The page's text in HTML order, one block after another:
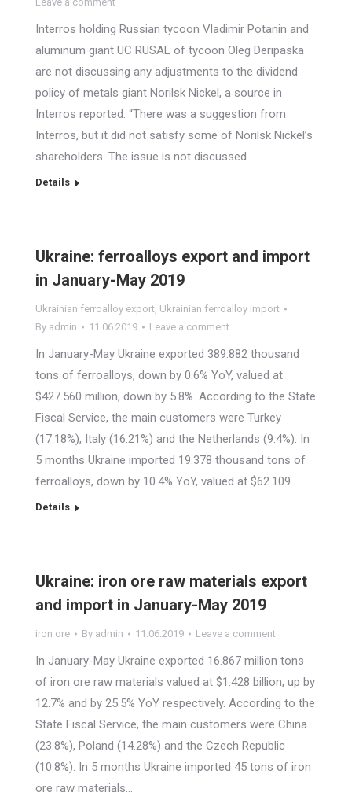
Interros holding Russian tycoon Vladimir Potanin and
aluminum giant UC RUSAL of tycoon Oleg Deripaska
are not discussing any adjustments to the dividend
policy of metals giant Norilsk Nickel, a source in
Interros reported. “There was a suggestion from
Interros, but it did not satisfy some of Norilsk Nickel’s
shareholders. The issue is not discussed…
Details
Ukraine: ferroalloys export and import
in January-May 2019
Ukrainian ferroalloy export, Ukrainian ferroalloy import
By admin 11.06.2019 Leave a comment
In January-May Ukraine exported 389.882 thousand
tons of ferroalloys, down by 0.6% YoY, valued at
$427.560 million, down by 5.8%. According to the State
Fiscal Service, the main customers were Turkey
(17.18%), Italy (16.21%) and the Netherlands (9.4%). In
5 months Ukraine imported 19.378 thousand tons of
ferroalloys, down by 10.4% YoY, valued at $62.109…
Details
Ukraine: iron ore raw materials export
and import in January-May 2019
iron ore By admin 11.06.2019 Leave a comment
In January-May Ukraine exported 16.867 million tons
of iron ore raw materials valued at $1.428 billion, up by
12.7% and by 25.5% YoY respectively. According to the
State Fiscal Service, the main customers were China
(23.8%), Poland (14.28%) and the Czech Republic
(10.8%). In 5 months Ukraine imported 45 tons of iron
ore raw materials…